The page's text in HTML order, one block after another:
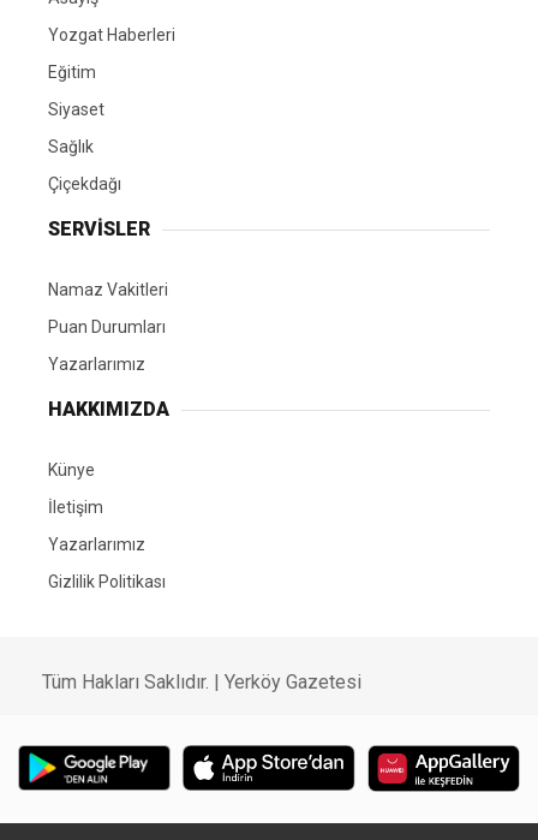
Yozgat Haberleri
Eğitim
Siyaset
Sağlık
Çiçekdağı
SERVİSLER
Namaz Vakitleri
Puan Durumları
Yazarlarımız
HAKKIMIZDA
Künye
İletişim
Yazarlarımız
Gizlilik Politikası
Tüm Hakları Saklıdır. | Yerköy Gazetesi